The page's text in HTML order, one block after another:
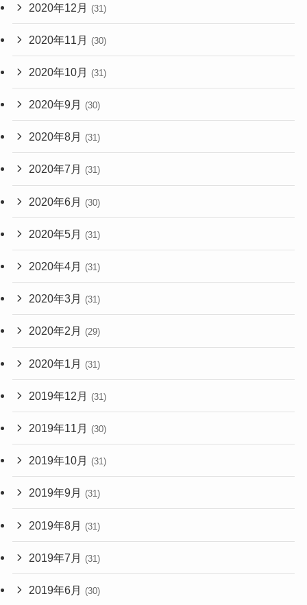
2020年12月 (31)
2020年11月 (30)
2020年10月 (31)
2020年9月 (30)
2020年8月 (31)
2020年7月 (31)
2020年6月 (30)
2020年5月 (31)
2020年4月 (31)
2020年3月 (31)
2020年2月 (29)
2020年1月 (31)
2019年12月 (31)
2019年11月 (30)
2019年10月 (31)
2019年9月 (31)
2019年8月 (31)
2019年7月 (31)
2019年6月 (30)